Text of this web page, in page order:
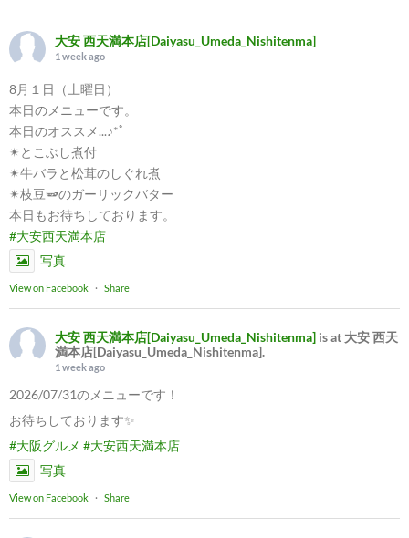
大安 西天満本店[Daiyasu_Umeda_Nishitenma]
1 week ago
8月１日（土曜日）
本日のメニューです。
本日のオススメ...♪*ﾟ
✴︎とこぶし煮付
✴︎牛バラと松茸のしぐれ煮
✴︎枝豆🫛のガーリックバター
本日もお待ちしております。
#大安西天満本店
写真
View on Facebook · Share
大安 西天満本店[Daiyasu_Umeda_Nishitenma] is at 大安 西天
満本店[Daiyasu_Umeda_Nishitenma].
1 week ago
2026/07/31のメニューです！
お待ちしております✨
#大阪グルメ #大安西天満本店
写真
View on Facebook · Share